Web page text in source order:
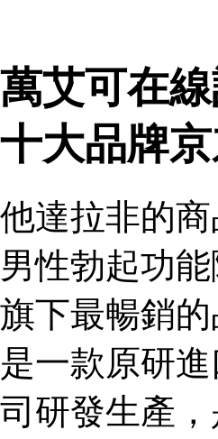
萬艾可在
十大品牌
他達拉非的
男性勃起功
旗下最暢銷
是一款原研
司研發生產